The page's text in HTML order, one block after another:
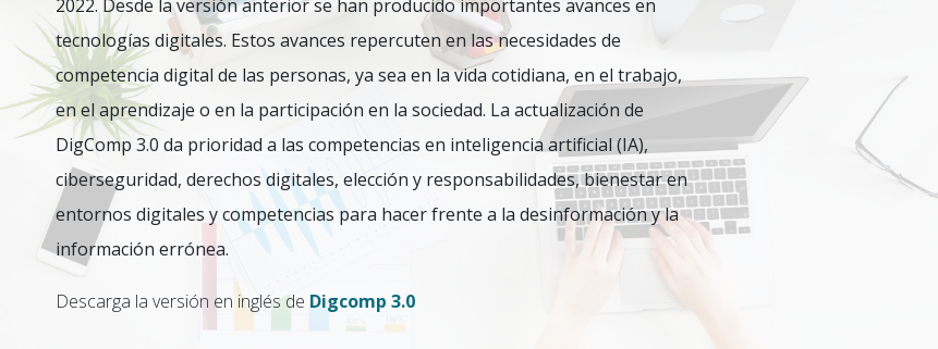
2022. Desde la versión anterior se han producido importantes avances en
tecnologías digitales. Estos avances repercuten en las necesidades de
competencia digital de las personas, ya sea en la vida cotidiana, en el trabajo,
en el aprendizaje o en la participación en la sociedad. La actualización de
DigComp 3.0 da prioridad a las competencias en inteligencia artificial (IA),
ciberseguridad, derechos digitales, elección y responsabilidades, bienestar en
entornos digitales y competencias para hacer frente a la desinformación y la
información errónea.
Descarga la versión en inglés de Digcomp 3.0